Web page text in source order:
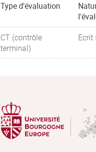
Type d'évaluation
CT (contrôle
terminal)
Ecrit